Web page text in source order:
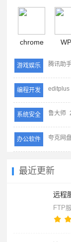
chrome
游戏娱乐 腾讯助
编程开发 editplus
系统安全 鲁大师
办公软件 夸克网
最近更新
FTP